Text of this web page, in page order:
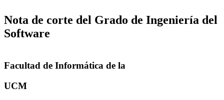
Nota de corte del Grado de Ingeniería del
Software
Facultad de Informática de la
UCM